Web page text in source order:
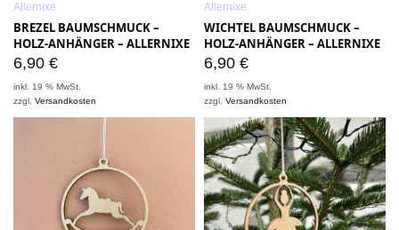
Allernixe
BREZEL BAUMSCHMUCK –
HOLZ-ANHÄNGER – ALLERNIXE
6,90 €
inkl. 19 % MwSt.
zzgl.Versandkosten
Allernixe
WICHTEL BAUMSCHMUCK –
HOLZ-ANHÄNGER – ALLERNIXE
6,90 €
inkl. 19 % MwSt.
zzgl.Versandkosten